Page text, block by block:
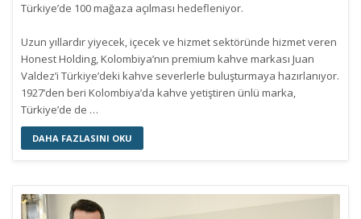
Türkiye’de 100 mağaza açılması hedefleniyor.
Uzun yıllardır yiyecek, içecek ve hizmet sektöründe hizmet veren
Honest Holding, Kolombiya’nın premium kahve markası Juan
Valdez’i Türkiye’deki kahve severlerle buluşturmaya hazırlanıyor.
1927’den beri Kolombiya’da kahve yetiştiren ünlü marka,
Türkiye’de de …
DAHA FAZLASINI OKU